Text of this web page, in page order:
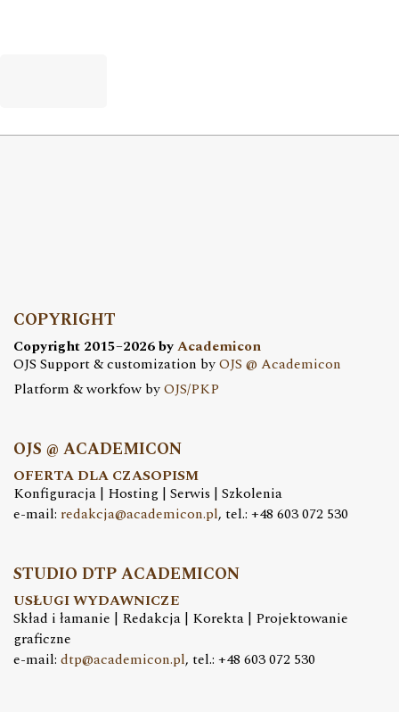
COPYRIGHT
Copyright 2015–2026 byAcademicon
OJS Support & customization byOJS @ Academicon
Platform & workfow byOJS/PKP
OJS @ ACADEMICON
OFERTA DLA CZASOPISM
Konfiguracja | Hosting | Serwis | Szkolenia
e-mail: redakcja@academicon.pl, tel.: +48 603 072 530
STUDIO DTP ACADEMICON
USŁUGI WYDAWNICZE
Skład i łamanie | Redakcja | Korekta | Projektowanie
graficzne
e-mail: dtp@academicon.pl, tel.: +48 603 072 530